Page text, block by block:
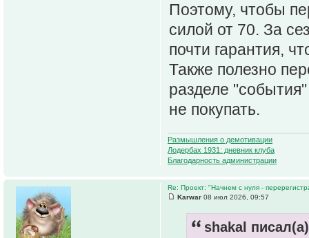
Поэтому, чтобы
силой от 70. За
почти гарантия,
Также полезно
разделе
не покупать.
Размышления о демотивации
Лодербах 1931: дневник клуба
Благодарность администрации
Re: Проект: "Начнем с нуля -
Karwar 08 июл 2026, 09:57
shakal